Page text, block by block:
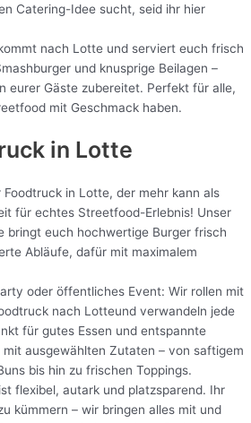
Catering-Idee sucht, seid ihr hier
nach Lotte und serviert euch frisch
und knusprige Beilagen –
eurer Gäste zubereitet. Perfekt für alle,
mit Geschmack haben.
in Lotte
in Lotte, der mehr kann als
für echtes Streetfood-Erlebnis! Unser
bringt euch hochwertige Burger frisch
Abläufe, dafür mit maximalem
oder öffentliches Event: Wir rollen mit
nach Lotteund verwandeln jede
für gutes Essen und entspannte
ausgewählten Zutaten – von saftigem
bis hin zu frischen Toppings.
flexibel, autark und platzsparend. Ihr
kümmern – wir bringen alles mit und